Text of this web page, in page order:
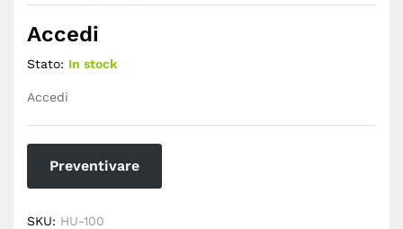
Accedi
Stato: In stock
Accedi
Preventivare
SKU: HU-100